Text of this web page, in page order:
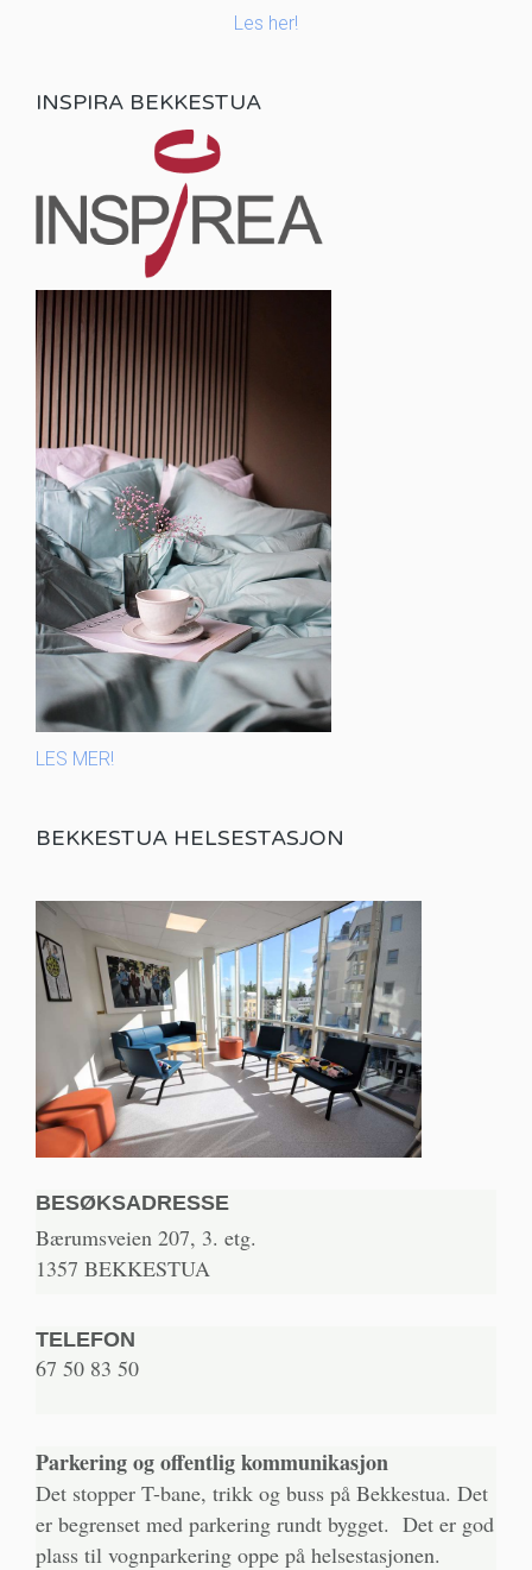
Les her!
INSPIRA BEKKESTUA
LES MER!
BEKKESTUA HELSESTASJON
BESØKSADRESSE
Bærumsveien 207, 3. etg.
1357 BEKKESTUA
TELEFON
67 50 83 50
Parkering og offentlig kommunikasjon
Det stopper T-bane, trikk og buss på Bekkestua. Det
er begrenset med parkering rundt bygget. Det er god
plass til vognparkering oppe på helsestasjonen.